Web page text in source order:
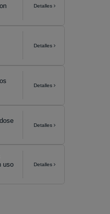
Detalles
Detalles
Detalles
Detalles
uso
Detalles